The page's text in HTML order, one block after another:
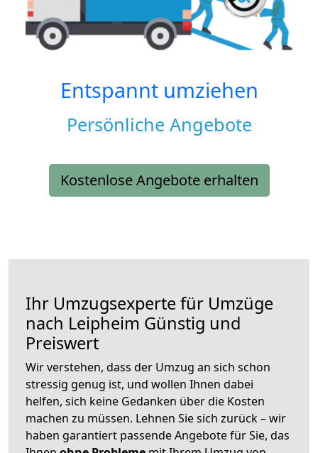
Entspannt umziehen
Persönliche Angebote
Kostenlose Angebote erhalten
Ihr Umzugsexperte für Umzüge
nach Leipheim Günstig und
Preiswert
Wir verstehen, dass der Umzug an sich schon
stressig genug ist, und wollen Ihnen dabei
helfen, sich keine Gedanken über die Kosten
machen zu müssen. Lehnen Sie sich zurück – wir
haben garantiert passende Angebote für Sie, das